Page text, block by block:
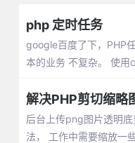
php 定时任务
google百度了下，PHP
本的业务 不复杂。 使用
解决PHP剪切缩略
后台上传png图片透明
法， 工作中需要缩放一